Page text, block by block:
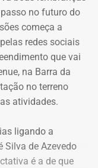
2026 — Foto:
de São João
de R$ 270
em espécie e
em R$ 70
no futuro do
começa a
redes sociais
que vai
na Barra da
no terreno
atividades.
ligando a
Silva de Azevedo
é a de que